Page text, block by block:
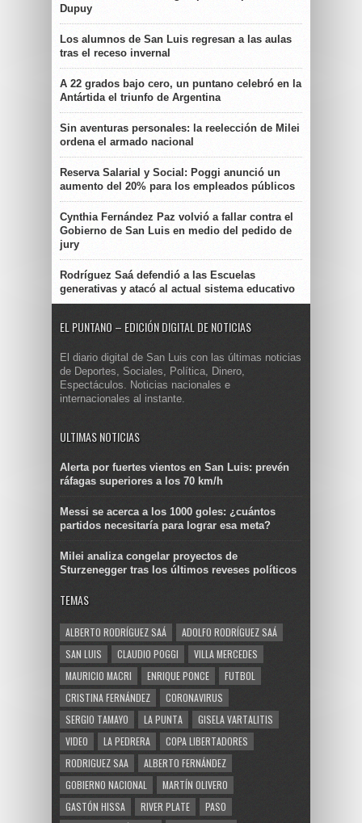
Dupuy
Los alumnos de San Luis regresan a las aulas
tras el receso invernal
A 22 grados bajo cero, un puntano celebró en la
Antártida el triunfo de Argentina
Sin aventuras personales: la reelección de Milei
ordena el armado nacional
Reserva Salarial y Social: Poggi anunció un
aumento del 20% para los empleados públicos
Cynthia Fernández Paz volvió a fallar contra el
Gobierno de San Luis en medio del pedido de
jury
Rodríguez Saá defendió a las Escuelas
generativas y atacó al actual sistema educativo
EL PUNTANO – EDICIÓN DIGITAL DE NOTICIAS
El diario digital de San Luis con las últimas noticias
de Deportes, Sociales, Política, Dinero,
Espectáculos. Noticias nacionales e
internacionales al instante.
ULTIMAS NOTICIAS
Alerta por fuertes vientos en San Luis: prevén
ráfagas superiores a los 70 km/h
Messi se acerca a los 1000 goles: ¿cuántos
partidos necesitaría para lograr esa meta?
Milei analiza congelar proyectos de
Sturzenegger tras los últimos reveses políticos
TEMAS
ALBERTO RODRÍGUEZ SAÁ
ADOLFO RODRÍGUEZ SAÁ
SAN LUIS
CLAUDIO POGGI
VILLA MERCEDES
MAURICIO MACRI
ENRIQUE PONCE
FUTBOL
CRISTINA FERNÁNDEZ
CORONAVIRUS
SERGIO TAMAYO
LA PUNTA
GISELA VARTALITIS
VIDEO
LA PEDRERA
COPA LIBERTADORES
RODRIGUEZ SAA
ALBERTO FERNÁNDEZ
GOBIERNO NACIONAL
MARTÍN OLIVERO
GASTÓN HISSA
RIVER PLATE
PASO